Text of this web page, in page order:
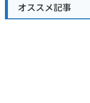
オススメ記事